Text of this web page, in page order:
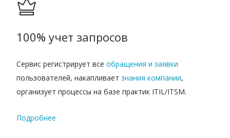
100% учет запросов
Сервис регистрирует все обращения и заявки
пользователей, накапливает знания компании,
организует процессы на базе практик ITIL/ITSM.
Подробнее